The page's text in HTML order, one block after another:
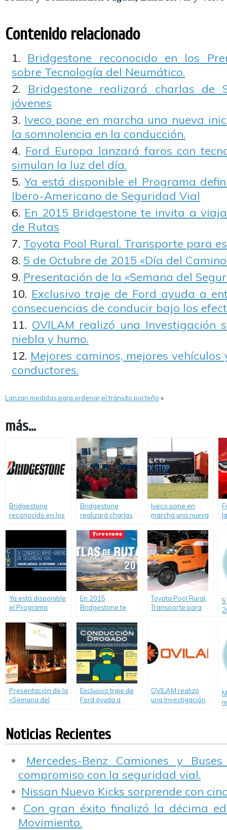
Contenido relacionado
Bridgestone reconocido en los
sobre Tecnología del Neumático.
Bridgestone realizará charlas de
jóvenes
Iveco pone en marcha una nueva
la somnolencia en la conducción.
Ford Europa lanzará faros con
simulan la luz del día.
Ya está disponible el Programa
Ibero-Americano de Seguridad Vial
En 2015 Bridgestone te invita a
de Rutas
Toyota Pool Rural. Transporte para
5 de Octubre de 2015 «Día del
Presentación de la «Semana del
Exclusivo traje de Ford ayuda a
consecuencias de conducir bajo los
OVILAM realizó una Investigación
niebla y humo.
Mejores caminos, mejores
conductores.
Lanzan medidas para ordenar el tránsito porteño »
más...
Bridgestone
reconocido en los
del Neumático.
Bridgestone
realizará charlas
para jóvenes
Iveco pone en
marcha una nueva
combatir la
somnolencia en la
conducción.
Ya está disponible
el Programa
Congreso Ibero-
Americano de
Seguridad Vial
En 2015
Bridgestone te
su nuevo Atlas de
Rutas
Toyota Pool Rural.
Transporte para
5
Presentación de la
«Semana del
Exclusivo traje de
Ford ayuda a
conducir bajo los
efectos de las
OVILAM realizó
una Investigación
Noticias Recientes
Mercedes-Benz Camiones y
compromiso con la seguridad vial.
Nissan Nuevo Kicks sorprende con
Con gran éxito finalizó la décima
Movimiento.